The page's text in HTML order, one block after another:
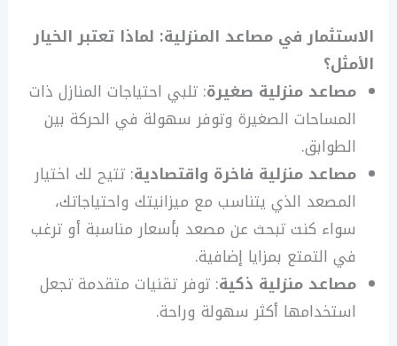
الاستثمار في مصاعد المنزلية: لماذا تعتبر الخيار
الأمثل؟
مصاعد منزلية صغيرة: تلبي احتياجات المنازل ذات
المساحات الصغيرة وتوفر سهولة في الحركة بين
الطوابق.
مصاعد منزلية فاخرة واقتصادية: تتيح لك اختيار
المصعد الذي يتناسب مع ميزانيتك واحتياجاتك،
سواء كنت تبحث عن مصعد بأسعار مناسبة أو ترغب
في التمتع بمزايا إضافية.
مصاعد منزلية ذكية: توفر تقنيات متقدمة تجعل
استخدامها أكثر سهولة وراحة.